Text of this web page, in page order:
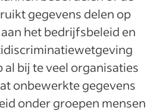
gegevens delen op
het bedrijfsbeleid en
al bij te veel organisaties
onbewerkte gegevens
onder groepen mensen